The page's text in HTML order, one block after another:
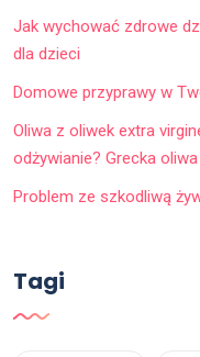
Jak wychować zdrowe
dla dzieci
Domowe przyprawy w
Oliwa z oliwek extra
odżywianie? Grecka
Problem ze szkodliwą
Tagi